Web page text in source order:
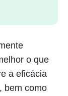
o que
a eficácia
bem como